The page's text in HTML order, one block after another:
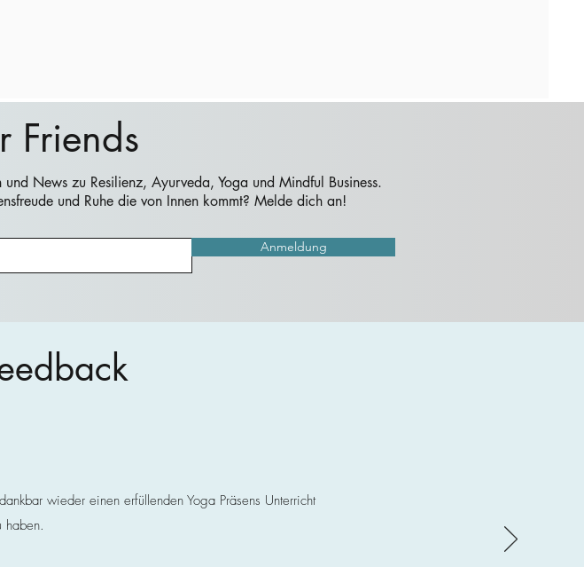
Friends
News zu Resilienz, Ayurveda, Yoga und Mindful Business.
und Ruhe die von Innen kommt? Melde dich an!
Anmeldung
wieder einen erfüllenden Yoga Präsens Unterricht
haben.